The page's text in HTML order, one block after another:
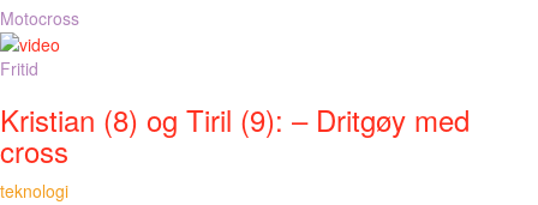
Motocross
Fritid
Kristian (8) og Tiril (9): – Dritgøy med
cross
teknologi